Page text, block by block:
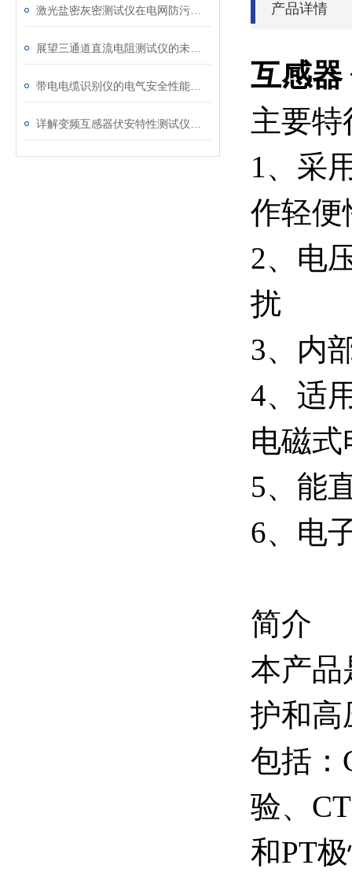
产品详情
互感器
主要特
1、采
作轻便
2、电
扰
3、内
4、适
电磁式
5、能
6、电
简介
本产品
护和高
包括：
验、
和PT